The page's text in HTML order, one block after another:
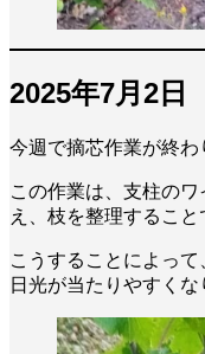
2025年7月2日
今週で摘芯作業が終わ
この作業は、支柱の
え、枝を整理すること
こうすることによって
日光が当たりやすくな